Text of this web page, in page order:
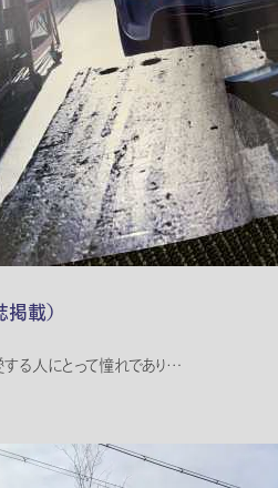
載）
する人にとって憧れであり…